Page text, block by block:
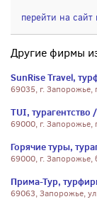
перейти на сайт
Другие фирмы
SunRise Travel,
69035, г. Запорожье,
TUI,
69000, г. Запорожье,
Горячие туры,
69000, г. Запорожье,
Прима-Тур,
69063, Запорожье,